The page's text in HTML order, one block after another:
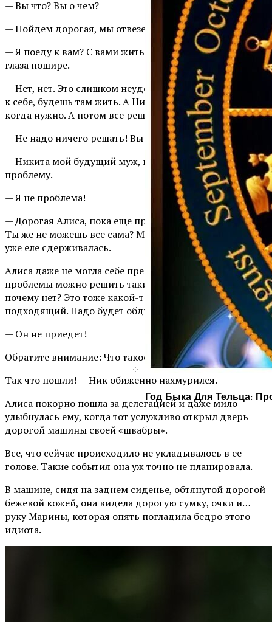
Год Быка Для Тельца:
— Вы что? Вы о чем?
— Пойдем дорогая, мы отвезем тебя.
— Я поеду к вам? С вами жить? — Алиса распахнула
глаза пошире.
— Нет, нет. Это слишком неудобно для нас. Ты поедешь
к себе, будешь там жить. А Никита будет помогать тебе,
когда нужно. А потом все решим.
— Не надо ничего решать! Вы то здесь причем?
— Никита мой будущий муж, и я помогу решить его
проблему.
— Я не проблема!
— Дорогая Алиса, пока еще проблемы есть, согласна?
Ты же не можешь все сама? Мы тебе поможем! -Марина
уже еле сдерживалась.
Алиса даже не могла себе представить, что ее
проблемы можно решить таким образом. Хотя, а
почему нет? Это тоже какой-то вариант! Даже вполне…
подходящий. Надо будет обдумать все!
— Он не приедет!
Обратите внимание: Что такое настоящая любовь?.
Так что пошли! — Ник обиженно нахмурился.
Алиса покорно пошла за делегацией и даже мило
улыбнулась ему, когда тот услужливо открыл дверь
дорогой машины своей «швабры».
Все, что сейчас происходило не укладывалось в ее
голове. Такие события она уж точно не планировала.
В машине, сидя на заднем сиденье, обтянутой дорогой
бежевой кожей, она видела дорогую сумку, очки и…
руку Марины, которая опять погладила бедро этого
идиота.